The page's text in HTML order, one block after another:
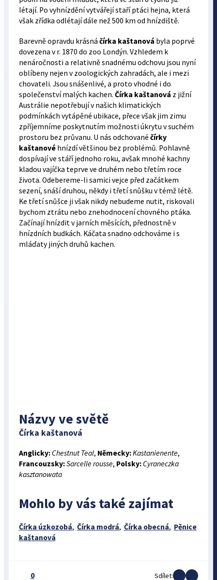
létají. Po vyhnízdění vytvářejí staří ptáci hejna, která
však zřídka odlétají dále než 500 km od hnízdiště.
Barevně opravdu krásná čírka kaštanová byla poprvé
dovezena v r. 1870 do zoo Londýn. Vzhledem k
nenáročnosti a relativně snadnému odchovu jsou nyní
oblíbeny nejen v zoologických zahradách, ale i mezi
chovateli. Jsou snášenlivé, a proto vhodné i do
společenství malých kachen. Čírka kaštanová z jižní
Austrálie nepotřebují v našich klimatických
podmínkách vytápěné ubikace, přece však jim zimu
zpříjemníme poskytnutím možnosti úkrytu v suchém
prostoru bez průvanu. U nás odchované čírky
kaštanovéhnízdí většinou bez problémů. Pohlavně
dospívají ve stáří jednoho roku, avšak mnohé kachny
kladou vajíčka teprve ve druhém nebo třetím roce
života. Odebereme-li samici vejce před začátkem
sezení, snáší druhou, někdy i třetí snůšku v témž létě.
Ke třetí snůšce ji však nikdy nebudeme nutit, riskovali
bychom ztrátu nebo znehodnocení chovného ptáka.
Začínají hnízdit v jarních měsících, přednostně v
hnízdních budkách. Káčata snadno odchováme i s
mláďaty jiných druhů kachen.
Názvy ve světě
Čírka kaštanová
Anglicky: Chestnut Teal, Německy:Kastanienente,
Francouzsky:Sarcelle rousse, Polsky: Cyraneczka
kasztanowata
Mohlo by vás také zajímat
Čírka úzkozobá, Čírka modrá, Čírka obecná, Pěnice
kaštanová
0 Sdílet: